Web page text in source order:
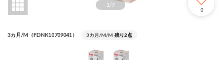
1 /7
0
3カ月/M（FDNK10709041） 3カ月/M/M 残り2点